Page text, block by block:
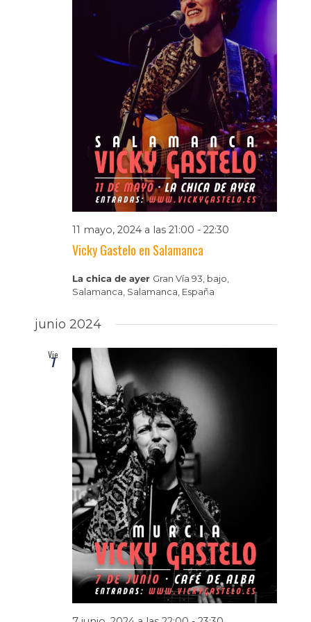
11 mayo, 2024 a las 21:00 - 22:30
Vicky Gastelo en Salamanca
La chica de ayer Gran Vía 93, bajo,
Salamanca, Salamanca, España
junio 2024
Vie
7